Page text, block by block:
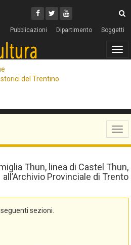
Facebook
Twitter
Youtube
Pubblicazioni Dipartimento Soggetti
storici del Trentino
Thun, linea di Castel Thun,
all’Archivio Provinciale di Trento
sezioni.